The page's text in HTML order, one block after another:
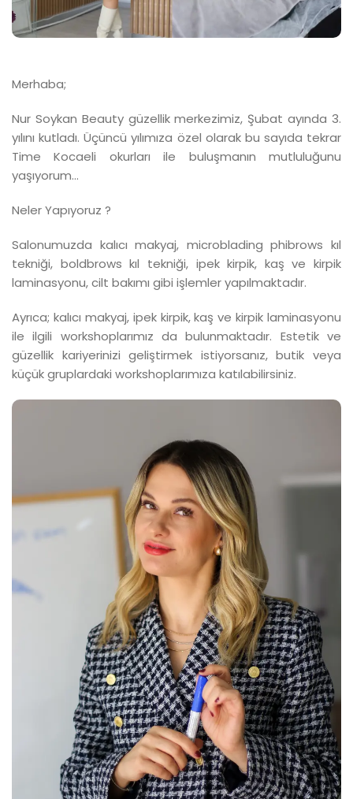
Merhaba;
Nur Soykan Beauty güzellik merkezimiz, Şubat ayında 3.
yılını kutladı. Üçüncü yılımıza özel olarak bu sayıda tekrar
Time Kocaeli okurları ile buluşmanın mutluluğunu
yaşıyorum...
Neler Yapıyoruz ?
Salonumuzda kalıcı makyaj, microblading phibrows kıl
tekniği, boldbrows kıl tekniği, ipek kirpik, kaş ve kirpik
laminasyonu, cilt bakımı gibi işlemler yapılmaktadır.
Ayrıca; kalıcı makyaj, ipek kirpik, kaş ve kirpik laminasyonu
ile ilgili workshoplarımız da bulunmaktadır. Estetik ve
güzellik kariyerinizi geliştirmek istiyorsanız, butik veya
küçük gruplardaki workshoplarımıza katılabilirsiniz.